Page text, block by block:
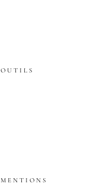
OUTILS
MENTIONS